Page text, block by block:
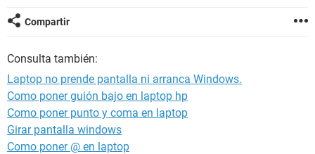
Compartir
Consulta también:
Laptop no prende pantalla ni arranca Windows.
Como poner guión bajo en laptop hp
Como poner punto y coma en laptop
Girar pantalla windows
Como poner @ en laptop